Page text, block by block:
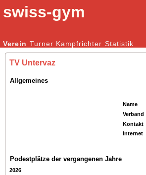
swiss-gym
Kunstturnen Männer | Kunstturnen Frauen
Verein Turner Kampfrichter Statistik
TV Untervaz
Allgemeines
Name
Verband
Kontakt
Internet
Podestplätze der vergangenen Jahre
2026